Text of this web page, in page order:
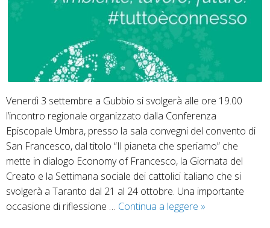
Venerdì 3 settembre a Gubbio si svolgerà alle ore 19.00
l’incontro regionale organizzato dalla Conferenza
Episcopale Umbra, presso la sala convegni del convento di
San Francesco, dal titolo “Il pianeta che speriamo” che
mette in dialogo Economy of Francesco, la Giornata del
Creato e la Settimana sociale dei cattolici italiano che si
svolgerà a Taranto dal 21 al 24 ottobre. Una importante
occasione di riflessione … Continua a leggere Incontro
»